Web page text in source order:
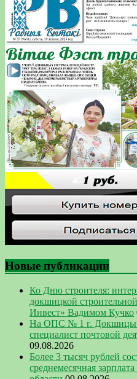
Новые публикации
Ко Дню строителя:
докшицкой
Инвест» Вадимом Кучко
На ОПС № 1 г. Докшицы
специалист почтовой
09.08.2026
Более 3 тысяч рублей
среднемесячная